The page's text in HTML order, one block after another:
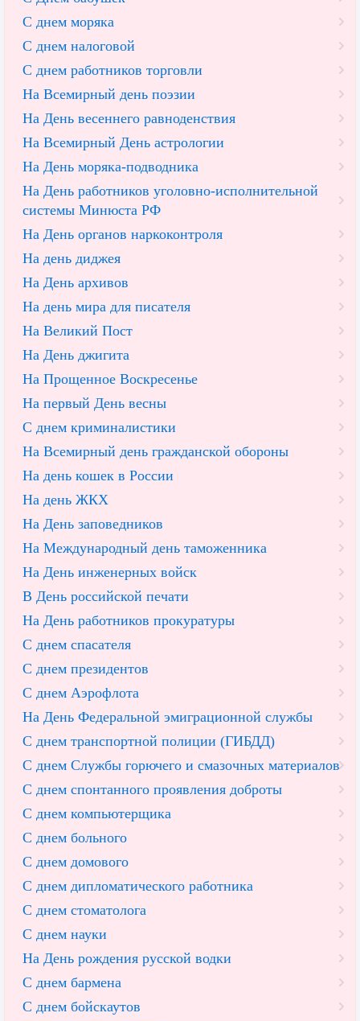
С днем моряка
С днем налоговой
С днем работников торговли
На Всемирный день поэзии
На День весеннего равноденствия
На Всемирный День астрологии
На День моряка-подводника
На День работников уголовно-исполнительной
системы Минюста РФ
На День органов наркоконтроля
На день диджея
На День архивов
На день мира для писателя
На Великий Пост
На День джигита
На Прощенное Воскресенье
На первый День весны
С днем криминалистики
На Всемирный день гражданской обороны
На день кошек в России
На день ЖКХ
На День заповедников
На Международный день таможенника
На День инженерных войск
В День российской печати
На День работников прокуратуры
С днем спасателя
С днем президентов
С днем Аэрофлота
На День Федеральной эмиграционной службы
С днем транспортной полиции (ГИБДД)
С днем Службы горючего и смазочных материалов
С днем спонтанного проявления доброты
С днем компьютерщика
С днем больного
С днем домового
С днем дипломатического работника
С днем стоматолога
С днем науки
На День рождения русской водки
С днем бармена
С днем бойскаутов